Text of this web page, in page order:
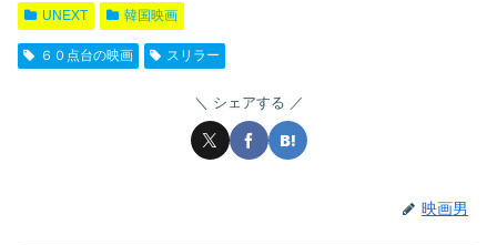
UNEXT 韓国映画
６０点台の映画 スリラー
シェアする
映画男